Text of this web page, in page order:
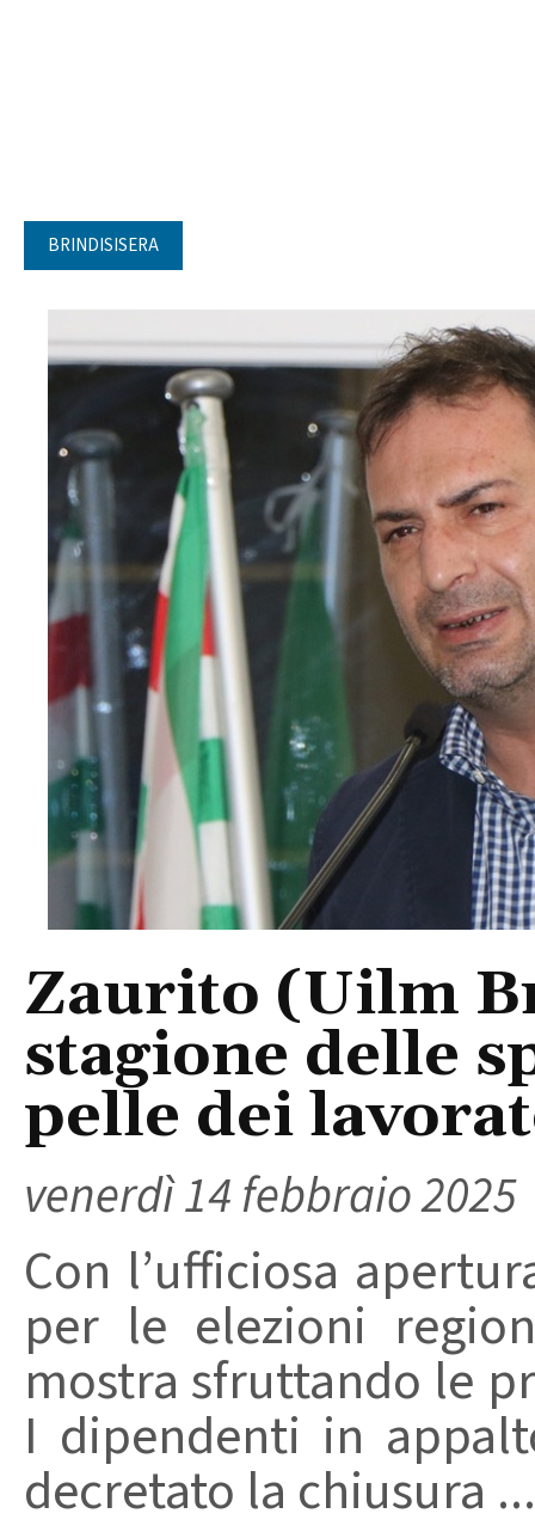
BRINDISISERA
Zaurito (Uilm
stagione delle
pelle dei
venerdì 14 febbraio 2025
Con l’ufficiosa
per le elezioni
mostra sfruttando le
I dipendenti in
decretato la chiusura ...